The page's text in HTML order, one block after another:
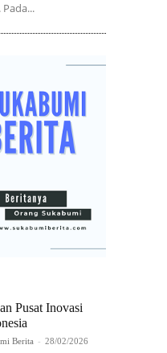
Pusat Inovasi
Berita - 28/02/2026